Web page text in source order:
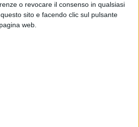
o revocare il consenso in qualsiasi
sito e facendo clic sul pulsante
web.
scegliere;